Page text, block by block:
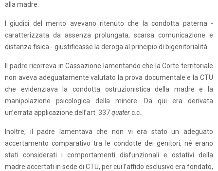
alla madre.
I giudici del merito avevano ritenuto che la condotta paterna -
caratterizzata da assenza prolungata, scarsa comunicazione e
distanza fisica - giustificasse la deroga al principio di bigenitorialità.
Il padre ricorreva in Cassazione lamentando che la Corte territoriale
non aveva adeguatamente valutato la prova documentale e la CTU
che evidenziava la condotta ostruzionistica della madre e la
manipolazione psicologica della minore. Da qui era derivata
un’errata applicazione dell’art. 337quaterc.c..
Inoltre, il padre lamentava che non vi era stato un adeguato
accertamento comparativo tra le condotte dei genitori, né erano
stati considerati i comportamenti disfunzionali e ostativi della
madre accertati in sede di CTU, per cui l’affido esclusivo era fondato,